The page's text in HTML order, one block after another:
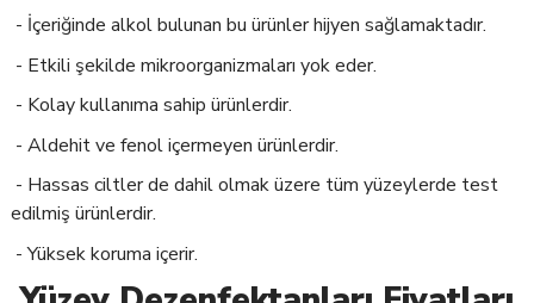
- İçeriğinde alkol bulunan bu ürünler hijyen sağlamaktadır.
- Etkili şekilde mikroorganizmaları yok eder.
- Kolay kullanıma sahip ürünlerdir.
- Aldehit ve fenol içermeyen ürünlerdir.
- Hassas ciltler de dahil olmak üzere tüm yüzeylerde test
edilmiş ürünlerdir.
- Yüksek koruma içerir.